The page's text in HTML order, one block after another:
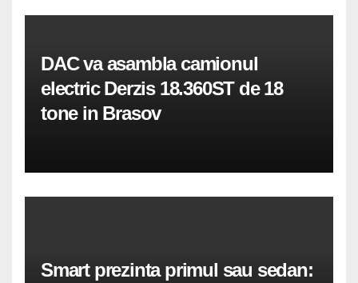
DAC va asambla camionul
electric Derzis 18.360ST de 18
tone in Brasov
Smart prezinta primul sau sedan: